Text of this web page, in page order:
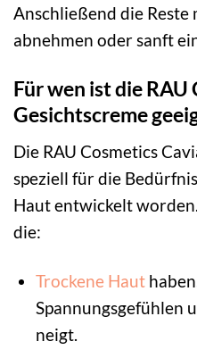
Anschließend die
abnehmen oder sanft
Für wen ist die RAU
Gesichtscreme
Die RAU Cosmetics
speziell für die
Haut entwickelt
die:
Trockene Haut
Spannungsgefühlen
neigt.